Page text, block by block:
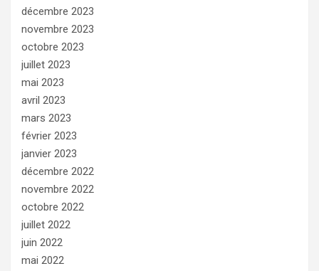
décembre 2023
novembre 2023
octobre 2023
juillet 2023
mai 2023
avril 2023
mars 2023
février 2023
janvier 2023
décembre 2022
novembre 2022
octobre 2022
juillet 2022
juin 2022
mai 2022